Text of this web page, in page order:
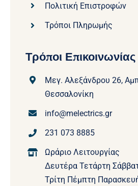
Πολιτική Επιστροφών
Τρόποι Πληρωμής
Τρόποι Επικοινωνίας
Μεγ. Αλεξάνδρου 26,
Θεσσαλονίκη
info@melectrics.gr
231 073 8885
Ωράριο Λειτουργίας
Δευτέρα Τετάρτη
Τρίτη Πέμπτη